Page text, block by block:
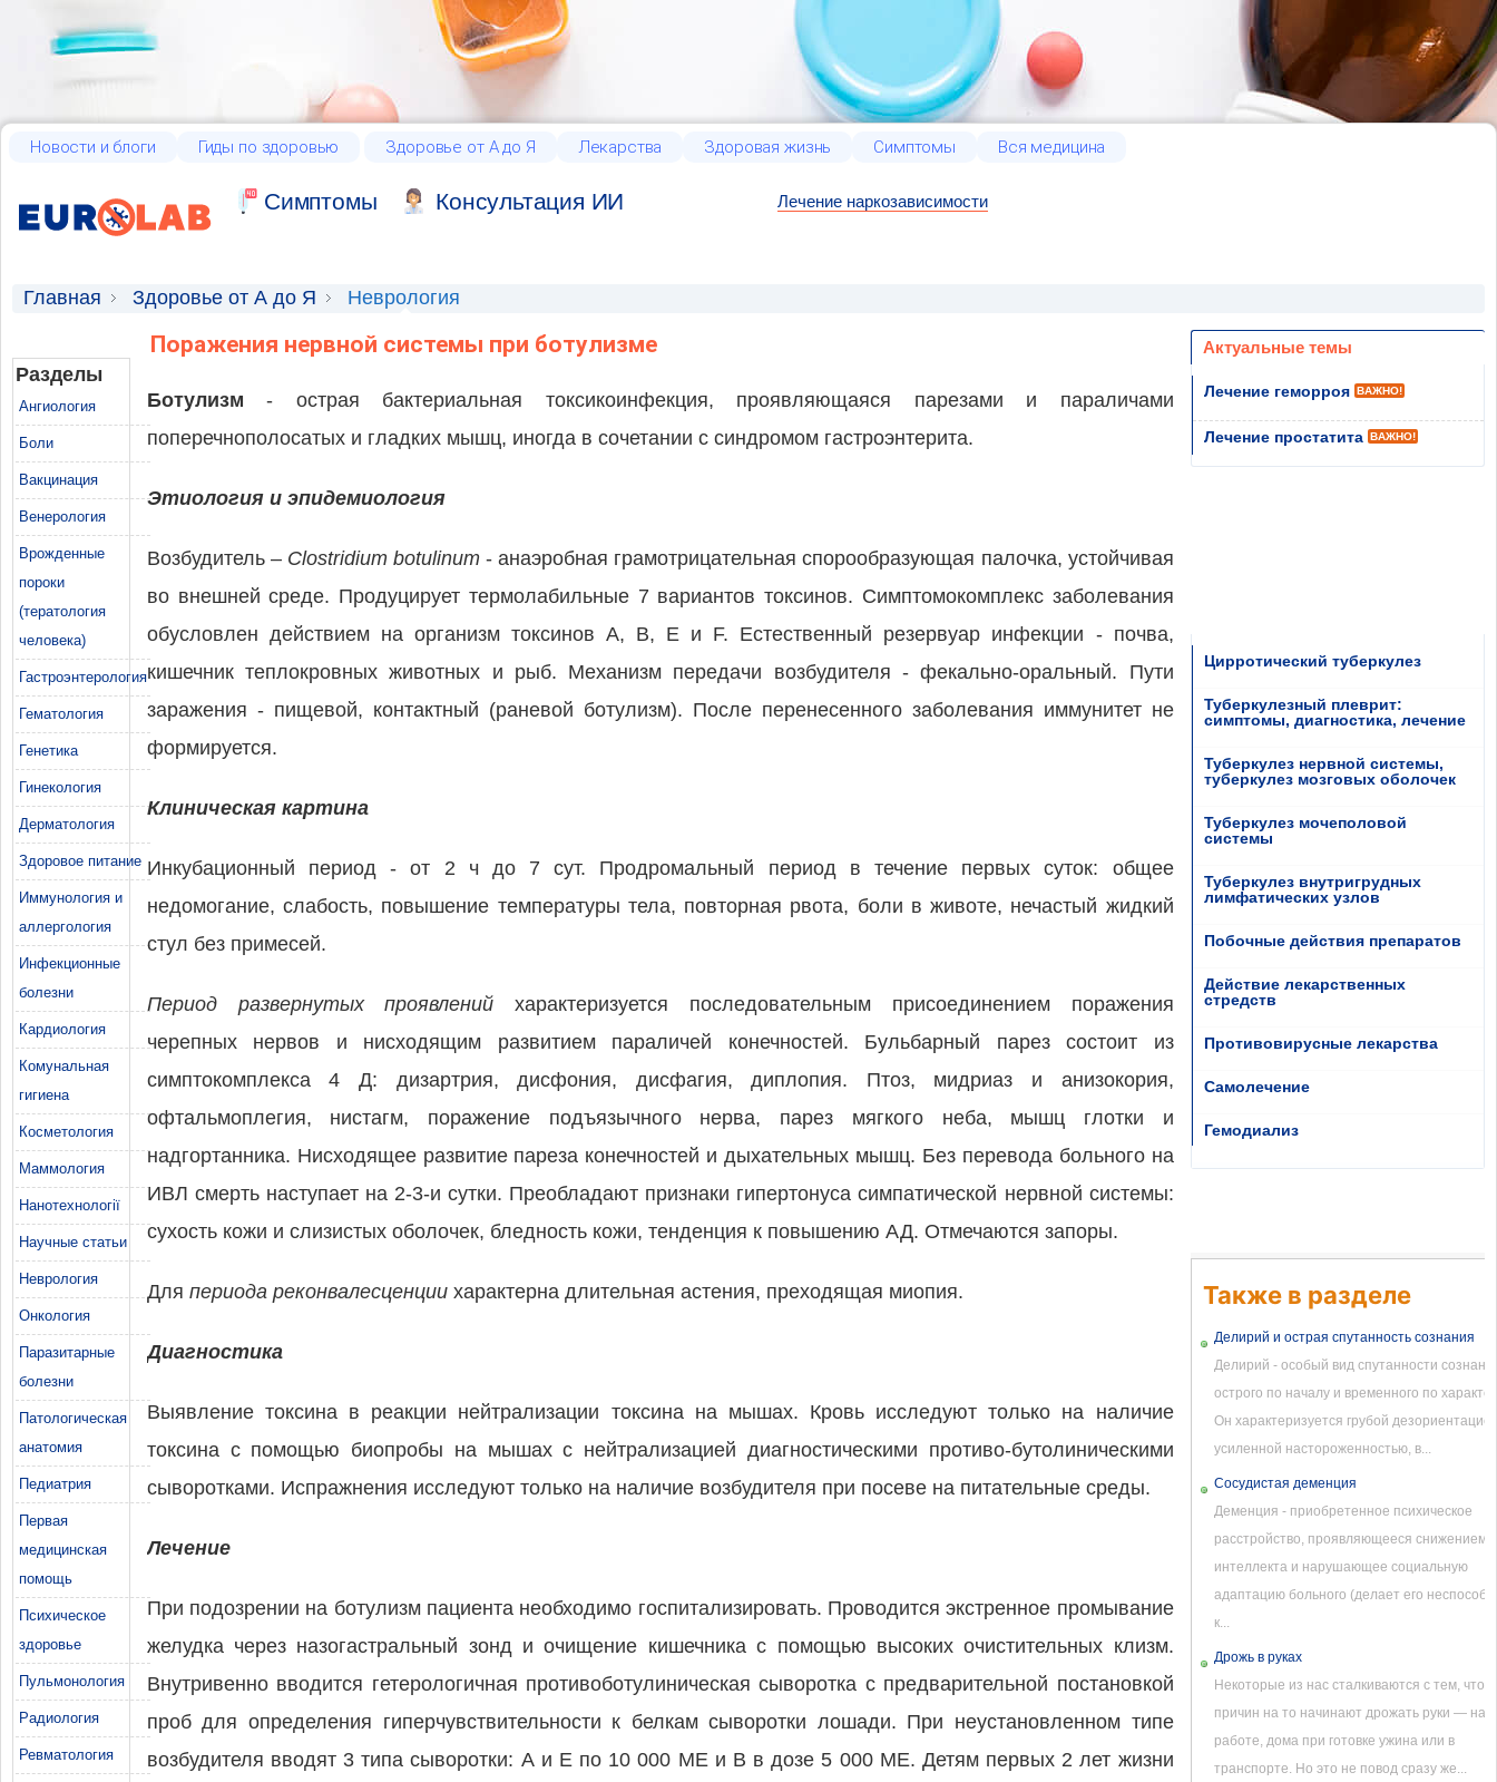
Новости и блоги Гиды по здоровью Здоровье от А до Я Лекарства Здоровая жизнь Симптомы Вся медицина
Cимптомы Консультация ИИ Лечение наркозависимости
Главная Здоровье от А до Я Неврология
Разделы
Ангиология
Боли
Вакцинация
Венерология
Врожденные
пороки
(тератология
человека)
Гастроэнтерология
Гематология
Генетика
Гинекология
Дерматология
Здоровое питание
Иммунология и
аллергология
Инфекционные
болезни
Кардиология
Комунальная
гигиена
Косметология
Маммология
Нанотехнології
Научные статьи
Неврология
Онкология
Паразитарные
болезни
Патологическая
анатомия
Педиатрия
Первая
медицинская
помощь
Психическое
здоровье
Пульмонология
Радиология
Ревматология
Поражения нервной системы при ботулизме
Ботулизм - острая бактериальная токсикоинфекция, проявляющаяся парезами и параличами
поперечнополосатых и гладких мышц, иногда в сочетании с синдромом гастроэнтерита.
Этиология и эпидемиология
Возбудитель – Clostridium botulinum - анаэробная грамотрицательная спорообразующая палочка, устойчивая
во внешней среде. Продуцирует термолабильные 7 вариантов токсинов. Симптомокомплекс заболевания
обусловлен действием на организм токсинов А, В, Е и F. Естественный резервуар инфекции - почва,
кишечник теплокровных животных и рыб. Механизм передачи возбудителя - фекально-оральный. Пути
заражения - пищевой, контактный (раневой ботулизм). После перенесенного заболевания иммунитет не
формируется.
Клиническая картина
Инкубационный период - от 2 ч до 7 сут. Продромальный период в течение первых суток: общее
недомогание, слабость, повышение температуры тела, повторная рвота, боли в животе, нечастый жидкий
стул без примесей.
Период развернутых проявлений характеризуется последовательным присоединением поражения
черепных нервов и нисходящим развитием параличей конечностей. Бульбарный парез состоит из
симптокомплекса 4 Д: дизартрия, дисфония, дисфагия, диплопия. Птоз, мидриаз и анизокория,
офтальмоплегия, нистагм, поражение подъязычного нерва, парез мягкого неба, мышц глотки и
надгортанника. Нисходящее развитие пареза конечностей и дыхательных мышц. Без перевода больного на
ИВЛ смерть наступает на 2-3-и сутки. Преобладают признаки гипертонуса симпатической нервной системы:
сухость кожи и слизистых оболочек, бледность кожи, тенденция к повышению АД. Отмечаются запоры.
Для периода реконвалесценции характерна длительная астения, преходящая миопия.
Диагностика
Выявление токсина в реакции нейтрализации токсина на мышах. Кровь исследуют только на наличие
токсина с помощью биопробы на мышах с нейтрализацией диагностическими противо-бутолиническими
сыворотками. Испражнения исследуют только на наличие возбудителя при посеве на питательные среды.
Лечение
При подозрении на ботулизм пациента необходимо госпитализировать. Проводится экстренное промывание
желудка через назогастральный зонд и очищение кишечника с помощью высоких очистительных клизм.
Внутривенно вводится гетерологичная противоботулиническая сыворотка с предварительной постановкой
проб для определения гиперчувствительности к белкам сыворотки лошади. При неустановленном типе
возбудителя вводят 3 типа сыворотки: А и Е по 10 000 МЕ и В в дозе 5 000 МЕ. Детям первых 2 лет жизни
Актуальные темы
Лечение геморроя ВАЖНО!
Лечение простатита ВАЖНО!
Цирротический туберкулез
Туберкулезный плеврит:
симптомы, диагностика, лечение
Туберкулез нервной системы,
туберкулез мозговых оболочек
Туберкулез мочеполовой
системы
Туберкулез внутригрудных
лимфатических узлов
Побочные действия препаратов
Действие лекарственных
стредств
Противовирусные лекарства
Самолечение
Гемодиализ
Также в разделе
Делирий и острая спутанность сознания
Делирий - особый вид спутанности
острого по началу и временного по
Он характеризуется грубой
усиленной настороженностью, в...
Сосудистая деменция
Деменция - приобретенное психическое
расстройство, проявляющееся снижением
интеллекта и нарушающее социальную
адаптацию больного (делает его
к...
Дрожь в руках
Некоторые из нас сталкиваются с тем, что
причин на то начинают дрожать руки — на
работе, дома при готовке ужина или в
транспорте. Но это не повод сразу же...